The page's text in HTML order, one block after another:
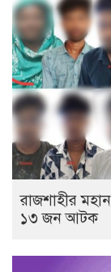
রাজশাহীর
১৩ জন আটক